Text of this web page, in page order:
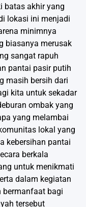
batas akhir yang
lokasi ini menjadi
minimnya
biasanya merusak
sangat rapuh
pantai pasir putih
masih bersih dari
kita untuk sekadar
ombak yang
yang melambai
lokal yang
kebersihan pantai
berkala
untuk menikmati
dalam kegiatan
bermanfaat bagi
tersebut